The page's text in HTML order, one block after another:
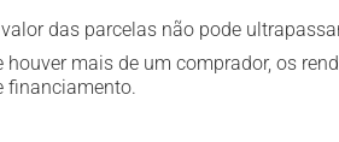
valor das parcelas não pode
houver mais de um comprador, os
financiamento.